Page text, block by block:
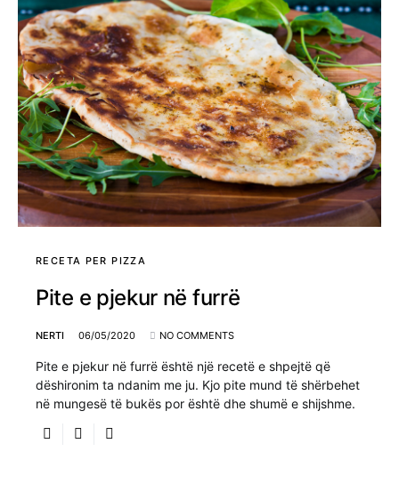
RECETA PER PIZZA
Pite e pjekur në furrë
NERTI 06/05/2020 NO COMMENTS
Pite e pjekur në furrë është një recetë e shpejtë që
dëshironim ta ndanim me ju. Kjo pite mund të shërbehet
në mungesë të bukës por është dhe shumë e shijshme.